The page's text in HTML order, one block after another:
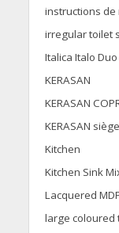
instructions
irregular toilet
Italica Italo
KERASAN
KERASAN
KERASAN
Kitchen
Kitchen Sink
Lacquered MDF
large coloured